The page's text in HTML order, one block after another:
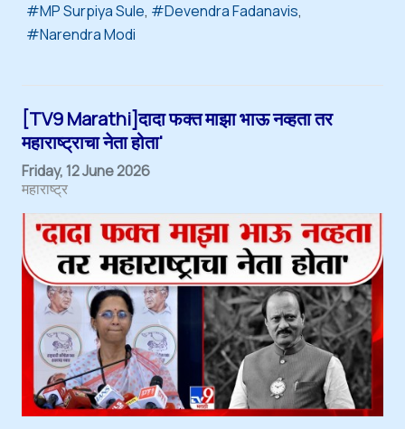
MP Surpiya Sule
Devendra Fadanavis
Narendra Modi
[TV9 Marathi]दादा फक्त माझा भाऊ नव्हता तर
महाराष्ट्राचा नेता होता'
Friday, 12 June 2026
महाराष्ट्र